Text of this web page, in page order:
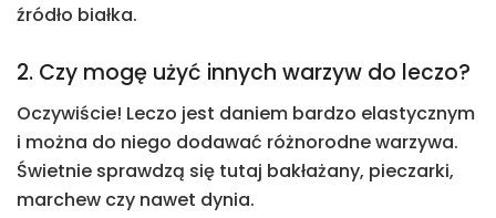
źródło białka.
2. Czy mogę użyć innych warzyw do leczo?
Oczywiście! Leczo jest daniem bardzo elastycznym
i można do niego dodawać różnorodne warzywa.
Świetnie sprawdzą się tutaj bakłażany, pieczarki,
marchew czy nawet dynia.